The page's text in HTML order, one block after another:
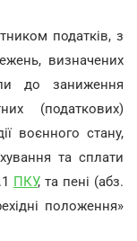
податків, з
визначених
до заниження
(податкових)
воєнного стану,
та сплати
ПКУ, та пені (абз.
положення»